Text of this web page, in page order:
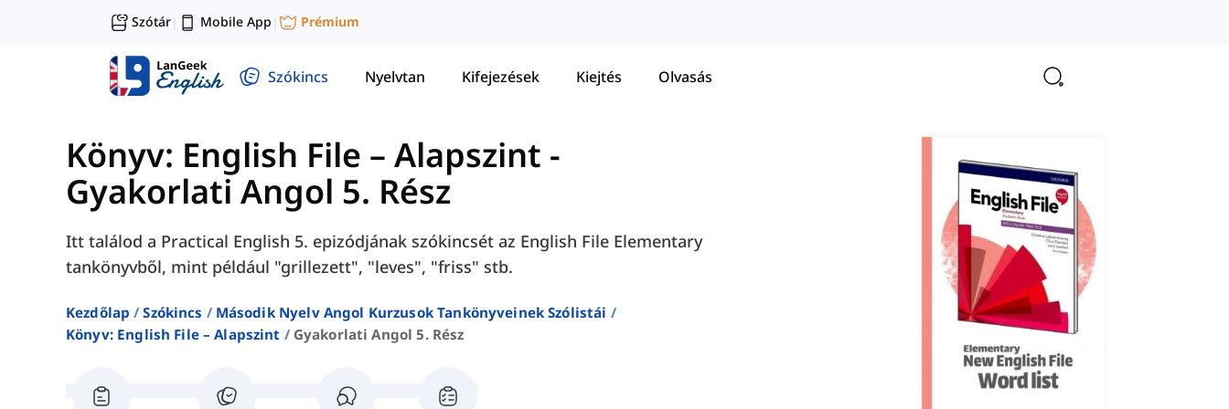
Szótár| Mobile App | Prémium
Szókincs Nyelvtan Kifejezések Kiejtés Olvasás
Könyv: English File – Alapszint -
Gyakorlati Angol 5. Rész
Itt találod a Practical English 5. epizódjának szókincsét az English File Elementary
tankönyvből, mint például "grillezett", "leves", "friss" stb.
Kezdőlap Szókincs
Második Nyelv Angol Kurzusok Tankönyveinek Szólistái
Könyv: English File – Alapszint
Gyakorlati Angol 5. Rész